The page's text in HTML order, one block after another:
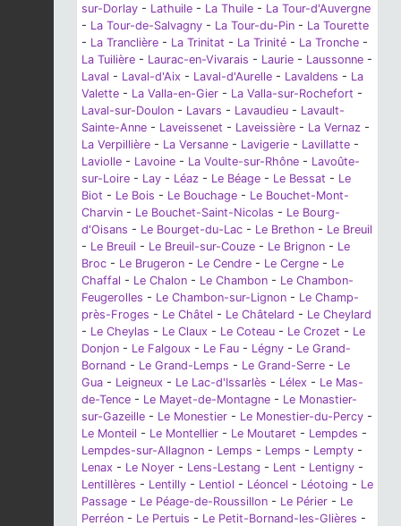
sur-Dorlay - Lathuile - La Thuile - La Tour-d'Auvergne
- La Tour-de-Salvagny - La Tour-du-Pin - La Tourette
- La Tranclière - La Trinitat - La Trinité - La Tronche -
La Tuilière - Laurac-en-Vivarais - Laurie - Laussonne -
Laval - Laval-d'Aix - Laval-d'Aurelle - Lavaldens - La
Valette - La Valla-en-Gier - La Valla-sur-Rochefort -
Laval-sur-Doulon - Lavars - Lavaudieu - Lavault-
Sainte-Anne - Laveissenet - Laveissière - La Vernaz -
La Verpillière - La Versanne - Lavigerie - Lavillatte -
Laviolle - Lavoine - La Voulte-sur-Rhône - Lavoûte-
sur-Loire - Lay - Léaz - Le Béage - Le Bessat - Le
Biot - Le Bois - Le Bouchage - Le Bouchet-Mont-
Charvin - Le Bouchet-Saint-Nicolas - Le Bourg-
d'Oisans - Le Bourget-du-Lac - Le Brethon - Le Breuil
- Le Breuil - Le Breuil-sur-Couze - Le Brignon - Le
Broc - Le Brugeron - Le Cendre - Le Cergne - Le
Chaffal - Le Chalon - Le Chambon - Le Chambon-
Feugerolles - Le Chambon-sur-Lignon - Le Champ-
près-Froges - Le Châtel - Le Châtelard - Le Cheylard
- Le Cheylas - Le Claux - Le Coteau - Le Crozet - Le
Donjon - Le Falgoux - Le Fau - Légny - Le Grand-
Bornand - Le Grand-Lemps - Le Grand-Serre - Le
Gua - Leigneux - Le Lac-d'Issarlès - Lélex - Le Mas-
de-Tence - Le Mayet-de-Montagne - Le Monastier-
sur-Gazeille - Le Monestier - Le Monestier-du-Percy -
Le Monteil - Le Montellier - Le Moutaret - Lempdes -
Lempdes-sur-Allagnon - Lemps - Lemps - Lempty -
Lenax - Le Noyer - Lens-Lestang - Lent - Lentigny -
Lentillères - Lentilly - Lentiol - Léoncel - Léotoing - Le
Passage - Le Péage-de-Roussillon - Le Périer - Le
Perréon - Le Pertuis - Le Petit-Bornand-les-Glières -